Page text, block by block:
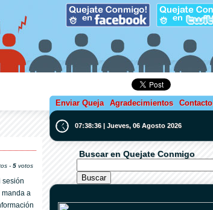
Enviar Queja Agradecimientos Contacto
- 5 votos
sesión
manda a
07:38:37 | Jueves, 06 Agosto 2026
Buscar en Quejate Conmigo